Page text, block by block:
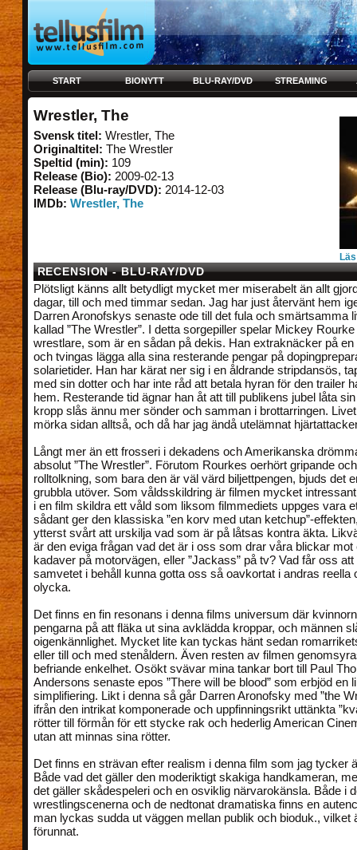
START BIONYTT BLU-RAY/DVD STREAMING
Wrestler, The
Svensk titel: Wrestler, The
Originaltitel: The Wrestler
Speltid (min): 109
Release (Bio): 2009-02-13
Release (Blu-ray/DVD): 2014-12-03
IMDb: Wrestler, The
RECENSION - BLU-RAY/DVD
Plötsligt känns allt betydligt mycket mer miserabelt än allt
dagar, till och med timmar sedan. Jag har just återvänt hem
Darren Aronofskys senaste ode till det fula och smärtsamma
kallad ”The Wrestler”. I detta sorgepiller spelar Mickey
wrestlare, som är en sådan på dekis. Han extraknäcker på
och tvingas lägga alla sina resterande pengar på
solarietider. Han har kärat ner sig i en åldrande stripdansös,
med sin dotter och har inte råd att betala hyran för den trailer
hem. Resterande tid ägnar han åt att till publikens jubel låta
kropp slås ännu mer sönder och samman i brottarringen.
mörka sidan alltså, och då har jag ändå utelämnat
Långt mer än ett frosseri i dekadens och Amerikanska
absolut ”The Wrestler”. Förutom Rourkes oerhört gripande
rolltolkning, som bara den är väl värd biljettpengen, bjuds det
grubbla utöver. Som våldsskildring är filmen mycket
i en film skildra ett våld som liksom filmmediets uppges vara
sådant ger den klassiska ”en korv med utan ketchup”-
ytterst svårt att urskilja vad som är på låtsas kontra äkta.
är den eviga frågan vad det är i oss som drar våra blickar mot
kadaver på motorvägen, eller ”Jackass” på tv? Vad får oss
samvetet i behåll kunna gotta oss så oavkortat i andras reella
olycka.
Det finns en fin resonans i denna films universum där
pengarna på att fläka ut sina avklädda kroppar, och männen
oigenkännlighet. Mycket lite kan tyckas hänt sedan
eller till och med stenåldern. Även resten av filmen
befriande enkelhet. Osökt svävar mina tankar bort till Paul
Andersons senaste epos ”There will be blood” som erbjöd en
simplifiering. Likt i denna så går Darren Aronofsky med ”the
ifrån den intrikat komponerade och uppfinningsrikt uttänkta
rötter till förmån för ett stycke rak och hederlig American
utan att minnas sina rötter.
Det finns en strävan efter realism i denna film som jag tycker
Både vad det gäller den moderiktigt skakiga handkameran,
det gäller skådespeleri och en osviklig närvarokänsla. Både i
wrestlingscenerna och de nedtonat dramatiska finns en
man lyckas sudda ut väggen mellan publik och bioduk., vilket
förunnat.